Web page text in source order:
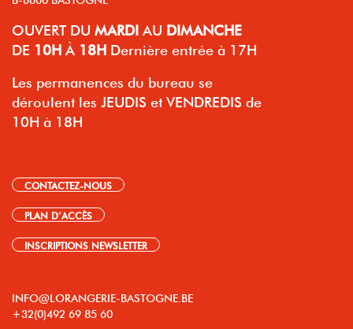
OUVERT DU MARDI AU DIMANCHE
DE 10H À 18H Dernière entrée à 17H
Les permanences du bureau se
déroulent les JEUDIS et VENDREDIS de
10H à 18H
CONTACTEZ-NOUS
PLAN D’ACCÈS
INSCRIPTIONS NEWSLETTER
INFO@LORANGERIE-BASTOGNE.BE
+32(0)492 69 85 60